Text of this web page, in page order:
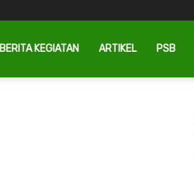
BERITA KEGIATAN ARTIKEL PSB